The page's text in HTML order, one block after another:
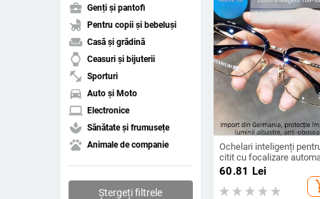
business_center Genți și pantofi
child_friendly Pentru copii și bebeluși
weekend Casă și grădină
watch Ceasuri și bijuterii
fitness_center Sporturi
directions_car Auto și Moto
laptop Electronice
spa Sănătate și frumusețe
pets Animale de companie
Ștergeți filtrele
Ochelari inteligenți
citit cu focalizare
pentru distanță și
lentile din rășină, design
ramă, lentile multifocale
60.81 Lei